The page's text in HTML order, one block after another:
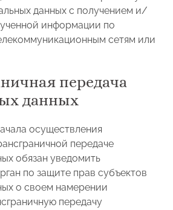
данных с получением и/
информации по
сетям или
передача
данных
осуществления
передаче
обязан уведомить
по защите прав субъектов
о своем намерении
передачу